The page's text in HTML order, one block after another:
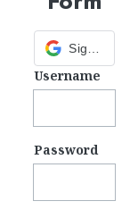
Sign in with Google
Username
Password